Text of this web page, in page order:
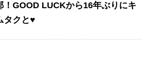
！GOOD LUCKから16年ぶりにキ
タクと♥